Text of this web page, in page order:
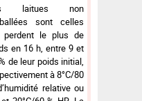
laitues non
sont celles
perdent le plus de
en 16 h, entre 9 et
de leur poids initial,
à 8°C/80
relative ou